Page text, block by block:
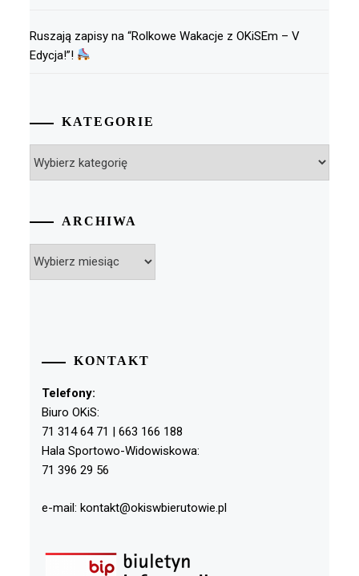
Ruszają zapisy na “Rolkowe Wakacje z OKiSEm – V
Edycja!”!
KATEGORIE
ARCHIWA
KONTAKT
Telefony:
Biuro OKiS:
71 314 64 71 | 663 166 188
Hala Sportowo-Widowiskowa:
71 396 29 56
e-mail: kontakt@okiswbierutowie.pl